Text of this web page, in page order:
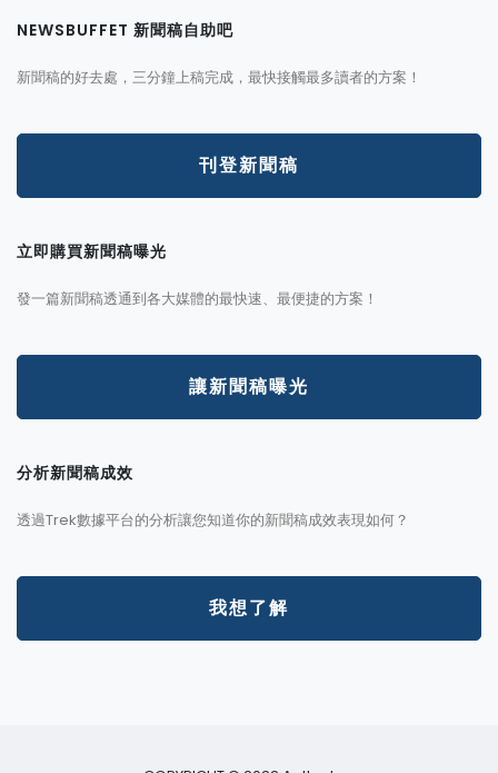
NEWSBUFFET 新聞稿自助吧
新聞稿的好去處，三分鐘上稿完成，最快接觸最多讀者的方案！
刊登新聞稿
立即購買新聞稿曝光
發一篇新聞稿透通到各大媒體的最快速、最便捷的方案！
讓新聞稿曝光
分析新聞稿成效
透過Trek數據平台的分析讓您知道你的新聞稿成效表現如何？
我想了解